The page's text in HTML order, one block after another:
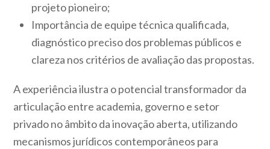
projeto pioneiro;
Importância de equipe técnica qualificada,
diagnóstico preciso dos problemas públicos e
clareza nos critérios de avaliação das propostas.
A experiência ilustra o potencial transformador da
articulação entre academia, governo e setor
privado no âmbito da inovação aberta, utilizando
mecanismos jurídicos contemporâneos para